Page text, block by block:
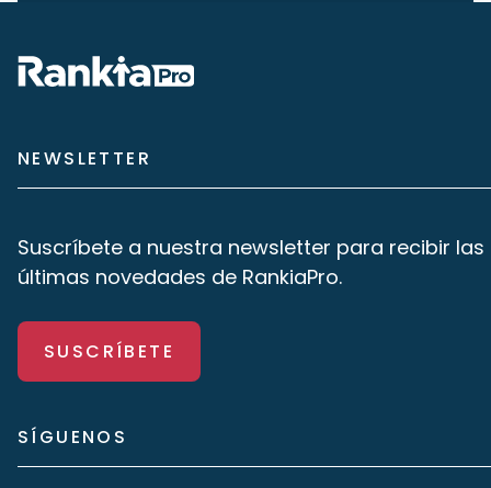
NEWSLETTER
Suscríbete a nuestra newsletter para recibir las
últimas novedades de RankiaPro.
SUSCRÍBETE
SÍGUENOS